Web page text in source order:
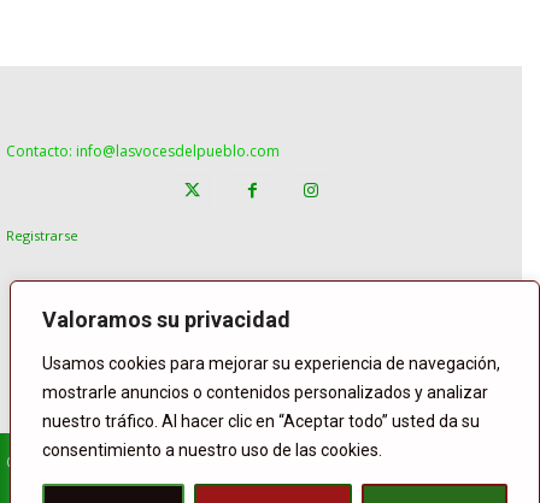
Valoramos su privacidad
Usamos cookies para mejorar su experiencia de navegación,
mostrarle anuncios o contenidos personalizados y analizar
nuestro tráfico. Al hacer clic en “Aceptar todo” usted da su
consentimiento a nuestro uso de las cookies.
Contacto: info@lasvocesdelpueblo.com
Registrarse
© Copyright Lasvocesdelpueblo